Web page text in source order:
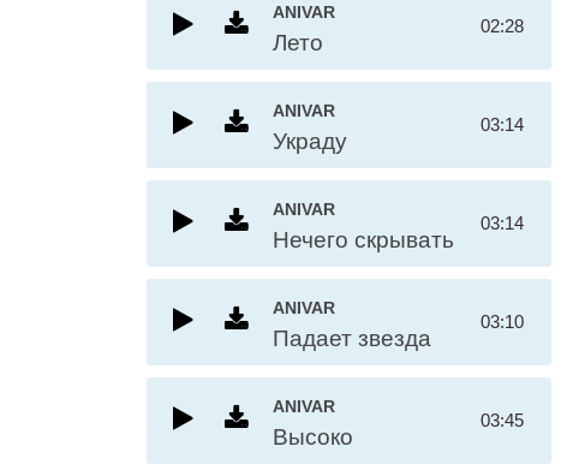
ANIVAR
Лето
02:28
ANIVAR
Украду
03:14
ANIVAR
Нечего скрывать
03:14
ANIVAR
Падает звезда
03:10
ANIVAR
Высоко
03:45